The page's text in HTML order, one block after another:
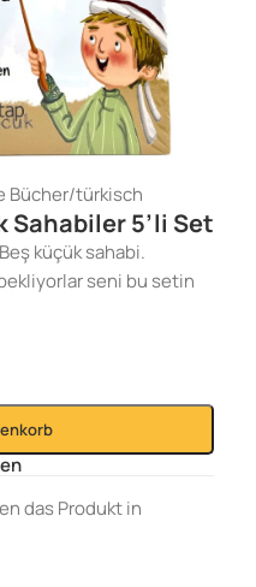
Bücher/türkisch
Sahabiler 5’li Set
küçük sahabi.
seni bu setin
das Produkt in